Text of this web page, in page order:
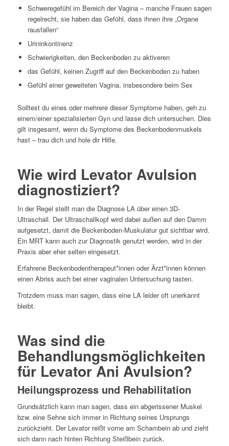
Schweregefühl im Bereich der Vagina – manche Frauen sagen
regelrecht, sie haben das Gefühl, dass ihnen ihre „Organe
rausfallen“
Urininkontinenz
Schwierigkeiten, den Beckenboden zu aktiveren
das Gefühl, keinen Zugriff auf den Beckenboden zu haben
Gefühl einer geweiteten Vagina, insbesondere beim Sex
Solltest du eines oder mehrere dieser Symptome haben, geh zu
einem/einer spezialisierten Gyn und lasse dich untersuchen. Dies
gilt insgesamt, wenn du Symptome des Beckenbodenmuskels
hast – trau dich und hole dir Hilfe.
Wie wird Levator Avulsion
diagnostiziert?
In der Regel stellt man die Diagnose LA über einen 3D-
Ultraschall. Der Ultraschallkopf wird dabei außen auf den Damm
aufgesetzt, damit die Beckenboden-Muskulatur gut sichtbar wird.
Ein MRT kann auch zur Diagnostik genutzt werden, wird in der
Praxis aber eher selten eingesetzt.
Erfahrene Beckenbodentherapeut*innen oder Ärzt*innen können
einen Abriss auch bei einer vaginalen Untersuchung tasten.
Trotzdem muss man sagen, dass eine LA leider oft unerkannt
bleibt.
Was sind die
Behandlungsmöglichkeiten
für Levator Ani Avulsion?
Heilungsprozess und Rehabilitation
Grundsätzlich kann man sagen, dass ein abgerissener Muskel
bzw. eine Sehne sich immer in Richtung seines Ursprungs
zurückzieht. Der Levator reißt vorne am Schambein ab und zieht
sich dann nach hinten Richtung Steißbein zurück.